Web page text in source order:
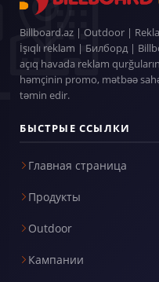
Billboard.az | Outdoor |
İşıqlı reklam | Билборд |
açıq havada reklam
həmçinin promo, mətbəə
təmin edir.
БЫСТРЫЕ ССЫЛКИ
Главная страница
Продукты
Outdoor
Кампании